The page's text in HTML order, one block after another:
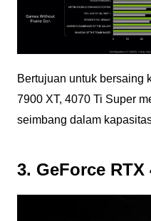
Bertujuan untuk bersaing
7900 XT, 4070 Ti Super
seimbang dalam
3. GeForce RTX